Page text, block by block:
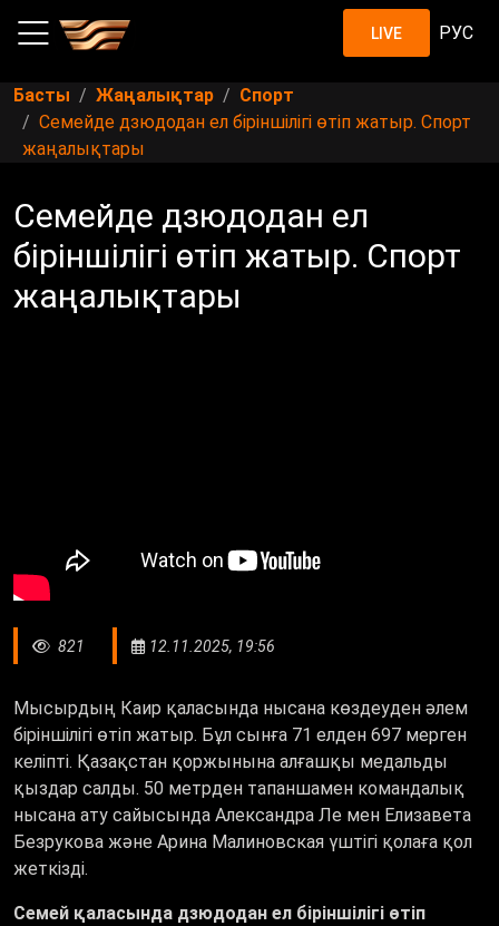
LIVE РУС
Басты Жаңалықтар
Спорт
Семейде дзюдодан ел біріншілігі өтіп жатыр. Спорт
жаңалықтары
Семейде дзюдодан ел
біріншілігі өтіп жатыр. Спорт
жаңалықтары
821 12.11.2025, 19:56
Мысырдың Каир қаласында нысана көздеуден әлем
біріншілігі өтіп жатыр. Бұл сынға 71 елден 697 мерген
келіпті. Қазақстан қоржынына алғашқы медальды
қыздар салды. 50 метрден тапаншамен командалық
нысана ату сайысында Александра Ле мен Елизавета
Безрукова және Арина Малиновская үштігі қолаға қол
жеткізді.
Семей қаласында дзюдодан ел біріншілігі өтіп